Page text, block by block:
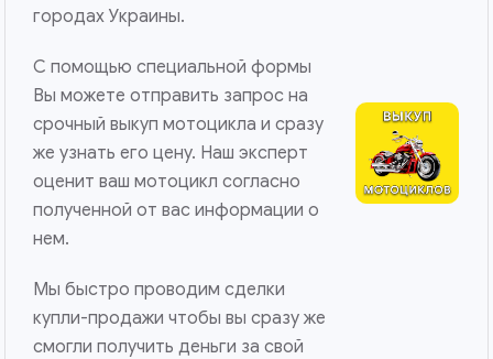
городах Украины.
С помощью специальной формы
Вы можете отправить запрос на
срочный выкуп мотоцикла и сразу
же узнать его цену. Наш эксперт
оценит ваш мотоцикл согласно
полученной от вас информации о
нем.
Мы быстро проводим сделки
купли-продажи чтобы вы сразу же
смогли получить деньги за свой